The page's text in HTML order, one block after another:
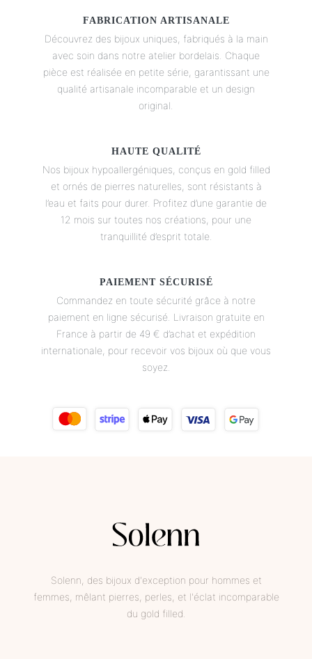
FABRICATION ARTISANALE
Découvrez des bijoux uniques, fabriqués à la main
avec soin dans notre atelier bordelais. Chaque
pièce est réalisée en petite série, garantissant une
qualité artisanale incomparable et un design
original.
HAUTE QUALITÉ
Nos bijoux hypoallergéniques, conçus en gold filled
et ornés de pierres naturelles, sont résistants à
l’eau et faits pour durer. Profitez d’une garantie de
12 mois sur toutes nos créations, pour une
tranquillité d’esprit totale.
PAIEMENT SÉCURISÉ
Commandez en toute sécurité grâce à notre
paiement en ligne sécurisé. Livraison gratuite en
France à partir de 49 € d’achat et expédition
internationale, pour recevoir vos bijoux où que vous
soyez.
Solenn, des bijoux d'exception pour hommes et
femmes, mêlant pierres, perles, et l'éclat incomparable
du gold filled.